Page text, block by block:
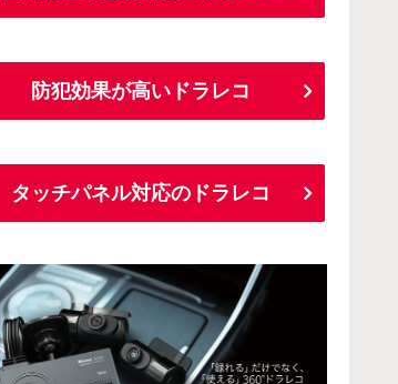
防犯効果が高いドラレコ
タッチパネル対応のドラレコ